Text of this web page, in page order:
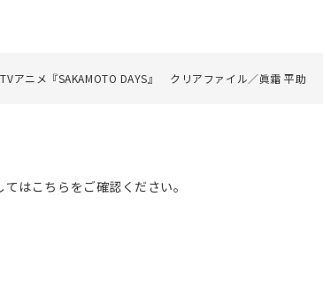
TVアニメ『SAKAMOTO DAYS』 クリアファイル／眞霜 平助
はこちらをご確認ください。